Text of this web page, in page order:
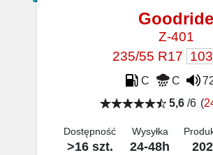
Goodride
Z-401
235/55 R17 103
C C
5,6/6 (
Dostępność
>16 szt.
Wysyłka
24-48h